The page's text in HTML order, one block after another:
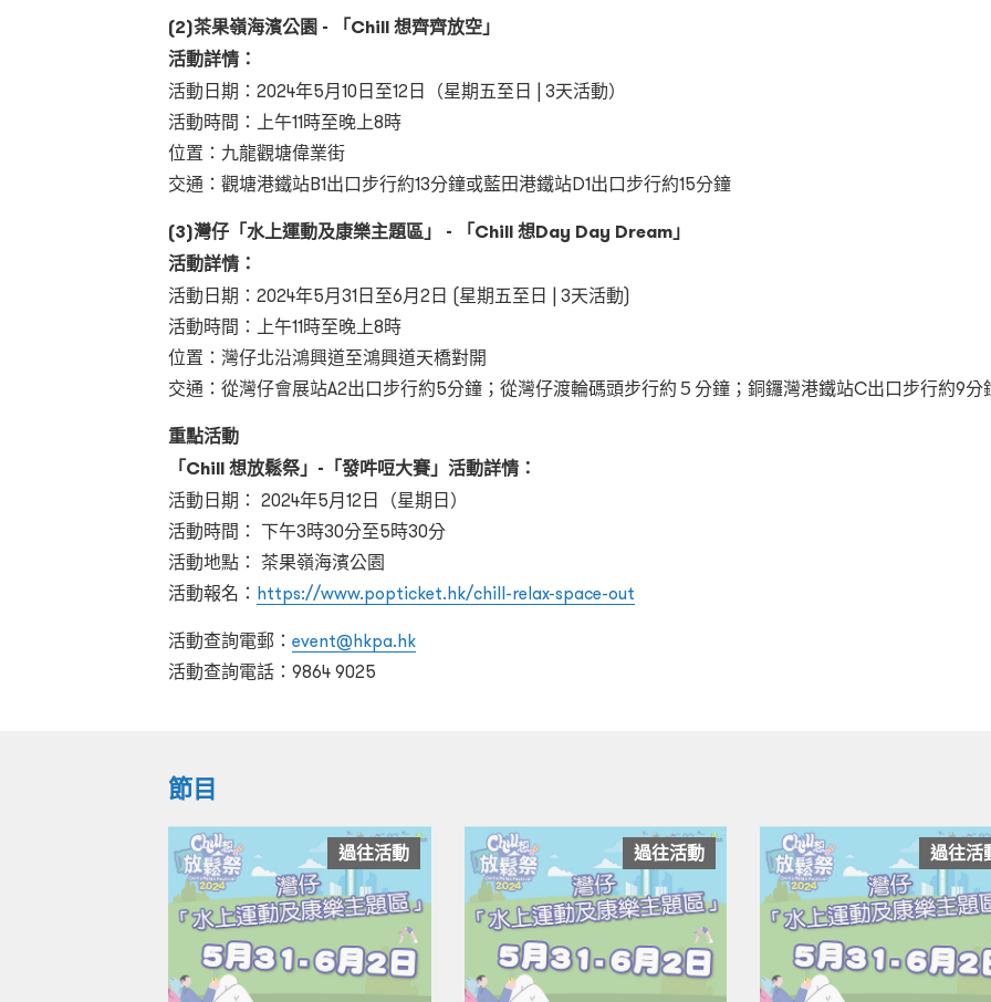
(2)茶果嶺海濱公園 - 「Chill 想齊齊放空」
活動詳情：
活動日期：2024年5月10日至12日（星期五至日 | 3天活動）
活動時間：上午11時至晚上8時
位置：九龍觀塘偉業街
交通：觀塘港鐵站B1出口步行約13分鐘或藍田港鐵站D1出口步行約15分鐘
(3)灣仔「水上運動及康樂主題區」 - 「Chill 想Day Day Dream」
活動詳情：
活動日期：2024年5月31日至6月2日 (星期五至日 | 3天活動)
活動時間：上午11時至晚上8時
位置：灣仔北沿鴻興道至鴻興道天橋對開
交通：從灣仔會展站A2出口步行約5分鐘；從灣仔渡輪碼頭步行約５分鐘；銅鑼灣港鐵站C出口步行約9分
重點活動
「Chill 想放鬆祭」-「發吽哣大賽」活動詳情：
活動日期： 2024年5月12日（星期日）
活動時間： 下午3時30分至5時30分
活動地點： 茶果嶺海濱公園
活動報名： https://www.popticket.hk/chill-relax-space-out
活動查詢電郵： event@hkpa.hk
活動查詢電話：9864 9025
節目
過往活動 過往活動 過往活